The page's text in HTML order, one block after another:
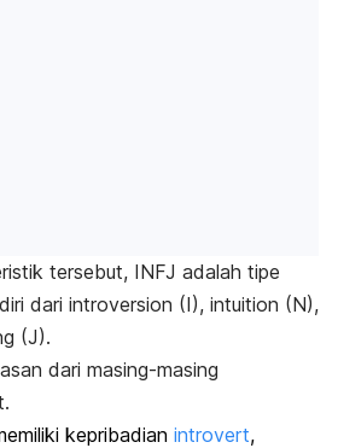
tersebut, INFJ adalah tipe
dari introversion (I), intuition (N),
(J).
dari masing-masing
kepribadian introvert,